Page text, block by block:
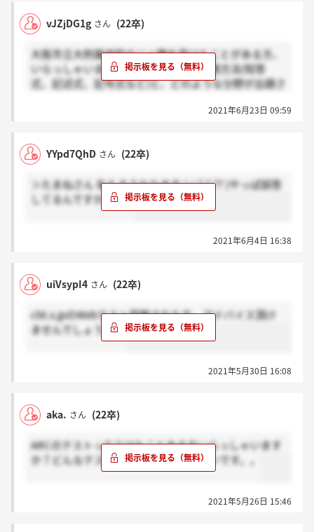
そして、16行目を書いてたら10秒くらいで終了の合図
がありました。
vJZjDG1g さん (22卒)
大阪市立大附属病院のリハ職を受けたことがある方、
いらっしゃいませんか。専門試験の出題方法(短答
式、記述式、記号式など)と、どのような分野が出題さ
2021年6月23日 09:59
YYpd7QhD さん (22卒)
＞たまねさん 私もそうなります！( ? ? ?? )やっぱ誤答
してるんですかね…？
2021年6月4日 16:38
uiVsypI4 さん (22卒)
cbt.s.jpのWebテスト受験された方、アドバイス頂け
ませんでしょうかTT
2021年5月30日 16:08
aka. さん (22卒)
ARCのテストってうけたことある方いらっしゃいます
か？どんなテストか教えていただきたいです。。
2021年5月26日 15:46